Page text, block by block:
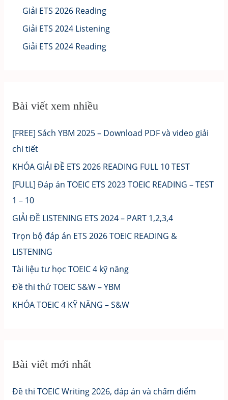
Giải ETS 2026 Reading
Giải ETS 2024 Listening
Giải ETS 2024 Reading
Bài viết xem nhiều
[FREE] Sách YBM 2025 – Download PDF và video giải
chi tiết
KHÓA GIẢI ĐỀ ETS 2026 READING FULL 10 TEST
[FULL] Đáp án TOEIC ETS 2023 TOEIC READING – TEST
1 – 10
GIẢI ĐỀ LISTENING ETS 2024 – PART 1,2,3,4
Trọn bộ đáp án ETS 2026 TOEIC READING &
LISTENING
Tài liệu tư học TOEIC 4 kỹ năng
Đề thi thử TOEIC S&W – YBM
KHÓA TOEIC 4 KỸ NĂNG – S&W
Bài viết mới nhất
Đề thi TOEIC Writing 2026, đáp án và chấm điểm